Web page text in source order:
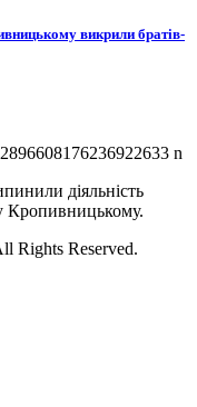
викрили братів-
діяльність
Кропивницькому.
Rights Reserved.